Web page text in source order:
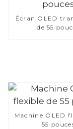
Écran OLED
de 55
Machine OLED
55